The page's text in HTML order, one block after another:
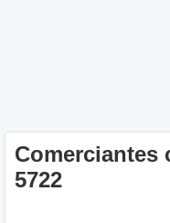
Comerciantes
5722